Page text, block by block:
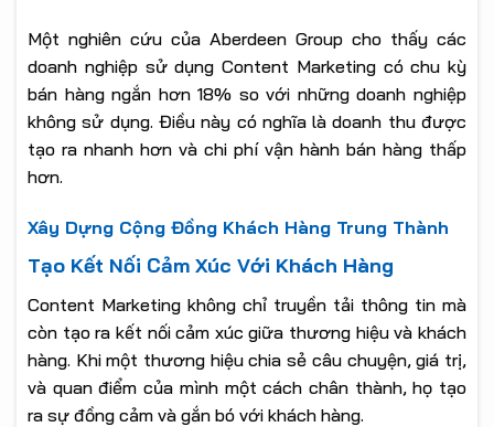
Một nghiên cứu của Aberdeen Group cho thấy các
doanh nghiệp sử dụng Content Marketing có chu kỳ
bán hàng ngắn hơn 18% so với những doanh nghiệp
không sử dụng. Điều này có nghĩa là doanh thu được
tạo ra nhanh hơn và chi phí vận hành bán hàng thấp
hơn.
Xây Dựng Cộng Đồng Khách Hàng Trung Thành
Tạo Kết Nối Cảm Xúc Với Khách Hàng
Content Marketing không chỉ truyền tải thông tin mà
còn tạo ra kết nối cảm xúc giữa thương hiệu và khách
hàng. Khi một thương hiệu chia sẻ câu chuyện, giá trị,
và quan điểm của mình một cách chân thành, họ tạo
ra sự đồng cảm và gắn bó với khách hàng.